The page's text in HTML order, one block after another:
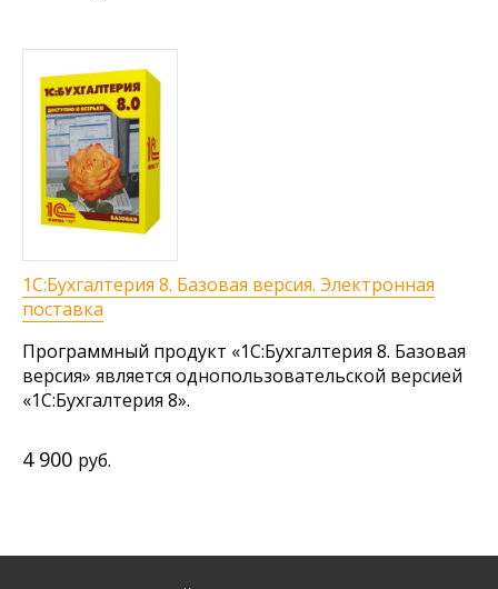
1С:Бухгалтерия 8. Базовая версия. Электронная
поставка
Программный продукт «1С:Бухгалтерия 8. Базовая
версия» является однопользовательской версией
«1С:Бухгалтерия 8».
4 900 руб.